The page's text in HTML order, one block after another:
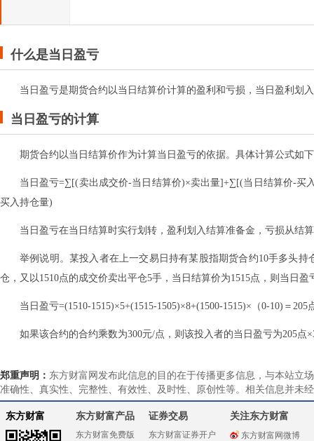
什么是当日盈亏
当日盈亏是期货合约以当日结算价计算的盈利和亏损，当日盈利划
当日盈亏的计算
期货合约以当日结算价作为计算当日盈亏的依据。具体计算公式如
当日盈亏=∑[(卖出成交价-当日结算价)×卖出量]+∑[(当日结算价-买
买入持仓量)
当日盈亏在当日结算时实行划转，盈利划入结算准备金，亏损从结
举例说明。某投入者在上一交易日持有某股指期货合约10手多头
仓，又以1510点的成交价卖出平仓5手，当日结算价为1515点，则当日盈
当日盈亏=(1510-1515)×5+(1515-1505)×8+(1500-1515)×（0-10)＝205
如果该合约的合约乘数为300元/点，则该投入者的当日盈亏为205点
郑重声明： 东方财富网发布此信息的目的在于传播更多信息，与本站立
准确性、真实性、完整性、有效性、及时性、原创性等。相关信息并未
东方财富 东方财富产品
东方财富免费版
证券交易
东方财富证券开户
关注东方财富
东方财富网微博